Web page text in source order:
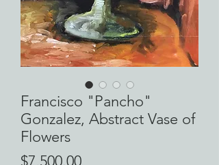
Francisco "Pancho"
Gonzalez, Abstract Vase of
Flowers
Precio